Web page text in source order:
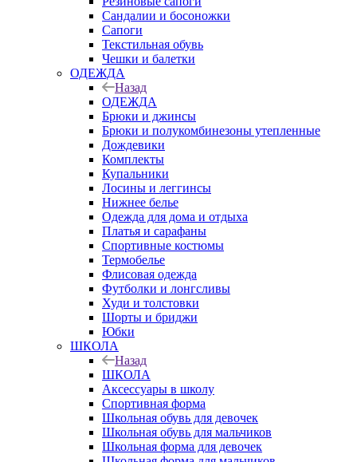
Сандалии и босоножки
Сапоги
Текстильная обувь
Чешки и балетки
ОДЕЖДА
Назад
ОДЕЖДА
Брюки и джинсы
Брюки и полукомбинезоны утепленные
Дождевики
Комплекты
Купальники
Лосины и леггинсы
Нижнее белье
Одежда для дома и отдыха
Платья и сарафаны
Спортивные костюмы
Термобелье
Флисовая одежда
Футболки и лонгсливы
Худи и толстовки
Шорты и бриджи
Юбки
ШКОЛА
Назад
ШКОЛА
Аксессуары в школу
Спортивная форма
Школьная обувь для девочек
Школьная обувь для мальчиков
Школьная форма для девочек